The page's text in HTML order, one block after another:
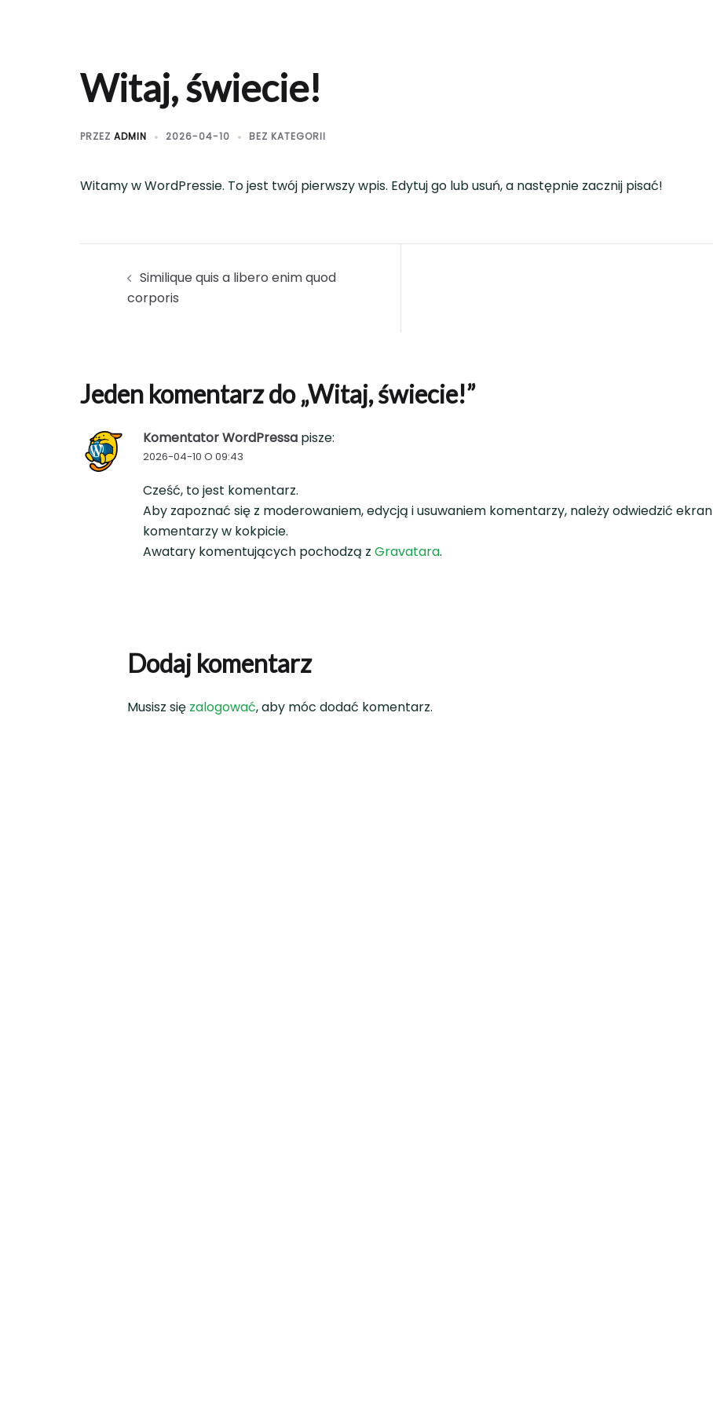
Witaj, świecie!
PRZEZ ADMIN 2026-04-10 BEZ KATEGORII
Witamy w WordPressie. To jest twój pierwszy wpis. Edytuj go lub usuń, a następnie zacznij pisać!
Nawigacja
wpisu
Similique quis a libero enim quod
corporis
Jeden komentarz do „Witaj, świecie!”
Komentator WordPressa pisze:
2026-04-10 O 09:43
Cześć, to jest komentarz.
Aby zapoznać się z moderowaniem, edycją i usuwaniem komentarzy, należy odwiedzić ekran
komentarzy w kokpicie.
Awatary komentujących pochodzą z Gravatara.
Dodaj komentarz
Musisz się zalogować, aby móc dodać komentarz.